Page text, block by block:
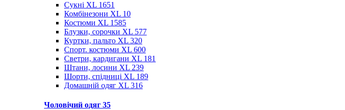
Cукні XL 1651
Комбінезони XL 10
Костюми XL 1585
Блузки, сорочки XL 577
Куртки, пальто XL 320
Спорт. костюми XL 600
Светри, кардигани XL 181
Штани, лосини XL 239
Шорти, спідниці XL 189
Домашній одяг XL 316
Чоловічий одяг 35